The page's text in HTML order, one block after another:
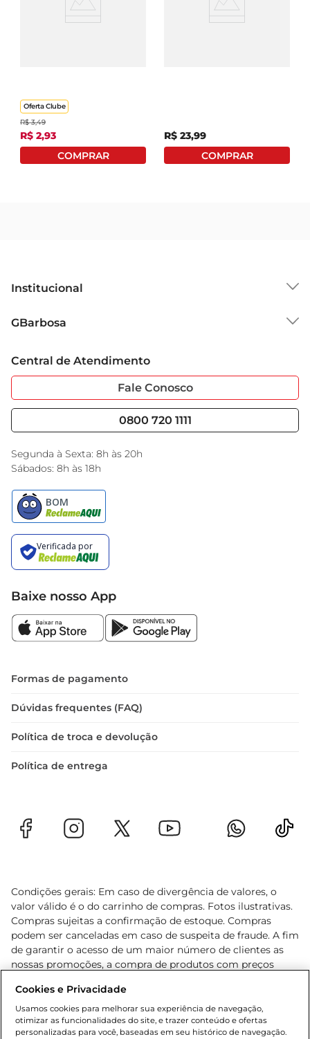
Oferta Clube
R$ 3,49
R$ 2,93 R$ 23,99
Institucional
Grupo Cencosud
Sobre Privacidade
Portal do Fornecedo
Nossas Lojas
GBarbosa
Garantia Estendida
Serviços
Black Friday
Encarte do Dia
Central de Atendimento
Fale Conosco
0800 720 1111
Segunda à Sexta: 8h às 20h
Sábados: 8h às 18h
Baixe nosso App
Formas de pagamento
Dúvidas frequentes (FAQ)
Política de troca e devolução
Política de entrega
Condições gerais: Em caso de divergência de valores, o
valor válido é o do carrinho de compras. Fotos ilustrativas.
Compras sujeitas a confirmação de estoque. Compras
podem ser canceladas em caso de suspeita de fraude. A fim
de garantir o acesso de um maior número de clientes as
nossas promoções, a compra de produtos com preços
cliente. Os preços, ofertas e condições são exclusivos para
o e-commerce e válidos durante o dia de hoje, podendo
sofrer alterações sem prévia notificação. Proibida a venda
Cookies e Privacidade
Usamos cookies para melhorar sua experiência de navegação,
otimizar as funcionalidades do site, e trazer conteúdo e ofertas
personalizadas para você, baseadas em seu histórico de navegação.